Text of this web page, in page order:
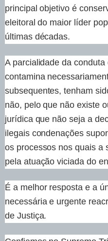
principal objetivo é
eleitoral do maior líder
últimas décadas.
A parcialidade da
contamina
subsequentes, tenham
não, pelo que não existe
jurídica que não seja a
ilegais condenações
os processos nos quais a
pela atuação viciada do
É a melhor resposta e a
necessária e urgente
de Justiça.